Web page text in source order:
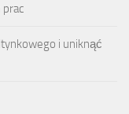
i uniknąć